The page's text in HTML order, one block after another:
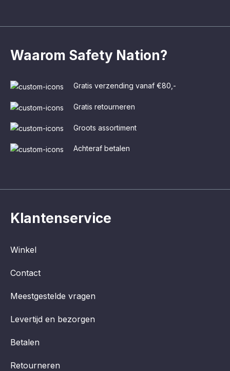
Klantenservice
Winkel
Contact
Meestgestelde vragen
Levertijd en bezorgen
Betalen
Retourneren
Waarom Safety Nation?
Gratis verzending vanaf €80,-
Gratis retourneren
Groots assortiment
Achteraf betalen